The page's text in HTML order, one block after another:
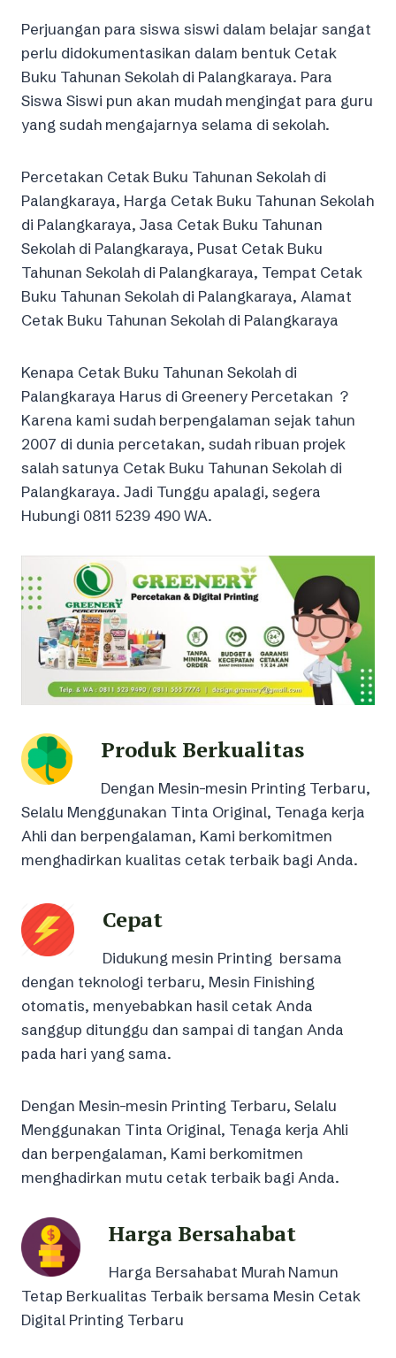
Perjuangan para siswa siswi dalam belajar sangat
perlu didokumentasikan dalam bentuk Cetak
Buku Tahunan Sekolah di Palangkaraya. Para
Siswa Siswi pun akan mudah mengingat para guru
yang sudah mengajarnya selama di sekolah.
Percetakan Cetak Buku Tahunan Sekolah di
Palangkaraya, Harga Cetak Buku Tahunan Sekolah
di Palangkaraya, Jasa Cetak Buku Tahunan
Sekolah di Palangkaraya, Pusat Cetak Buku
Tahunan Sekolah di Palangkaraya, Tempat Cetak
Buku Tahunan Sekolah di Palangkaraya, Alamat
Cetak Buku Tahunan Sekolah di Palangkaraya
Kenapa Cetak Buku Tahunan Sekolah di
Palangkaraya Harus di Greenery Percetakan ?
Karena kami sudah berpengalaman sejak tahun
2007 di dunia percetakan, sudah ribuan projek
salah satunya Cetak Buku Tahunan Sekolah di
Palangkaraya. Jadi Tunggu apalagi, segera
Hubungi 0811 5239 490 WA.
Produk Berkualitas
Dengan Mesin-mesin Printing Terbaru,
Selalu Menggunakan Tinta Original, Tenaga kerja
Ahli dan berpengalaman, Kami berkomitmen
menghadirkan kualitas cetak terbaik bagi Anda.
Cepat
Didukung mesin Printing bersama
dengan teknologi terbaru, Mesin Finishing
otomatis, menyebabkan hasil cetak Anda
sanggup ditunggu dan sampai di tangan Anda
pada hari yang sama.
Dengan Mesin-mesin Printing Terbaru, Selalu
Menggunakan Tinta Original, Tenaga kerja Ahli
dan berpengalaman, Kami berkomitmen
menghadirkan mutu cetak terbaik bagi Anda.
Harga Bersahabat
Harga Bersahabat Murah Namun
Tetap Berkualitas Terbaik bersama Mesin Cetak
Digital Printing Terbaru